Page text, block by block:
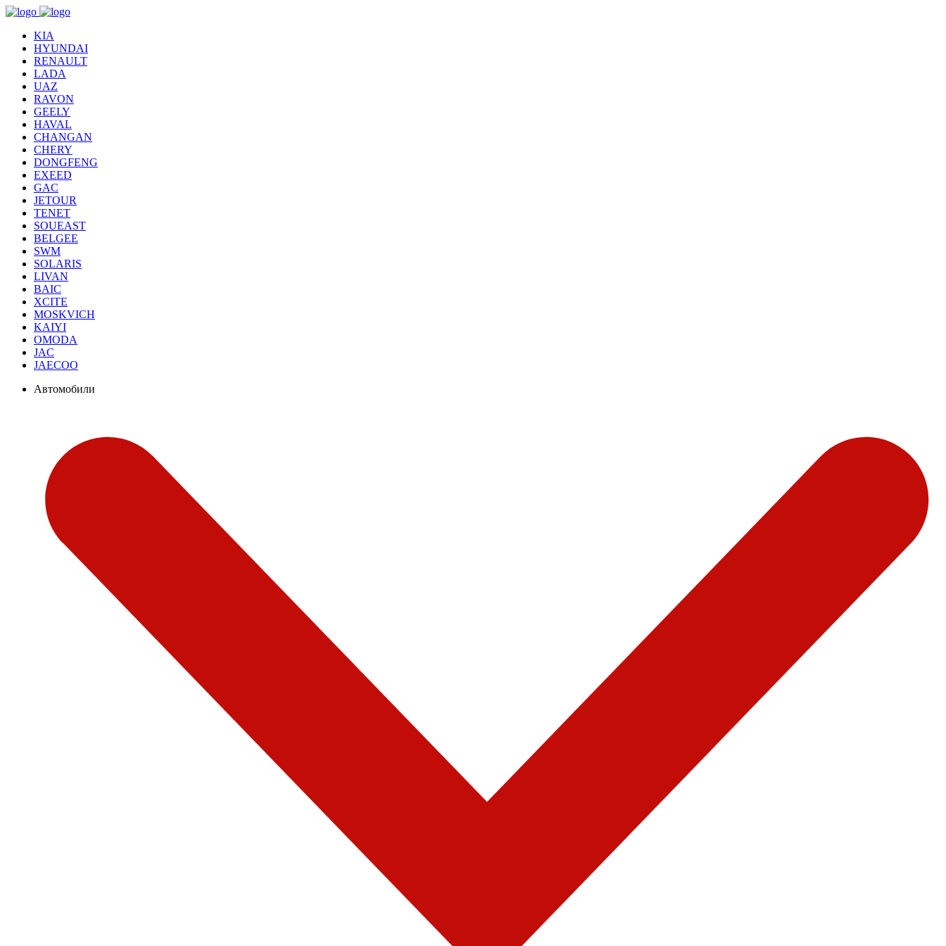
KIA
HYUNDAI
RENAULT
LADA
UAZ
RAVON
GEELY
HAVAL
CHANGAN
CHERY
DONGFENG
EXEED
GAC
JETOUR
TENET
SOUEAST
BELGEE
SWM
SOLARIS
LIVAN
BAIC
XCITE
MOSKVICH
KAIYI
OMODA
JAC
JAECOO
Автомобили